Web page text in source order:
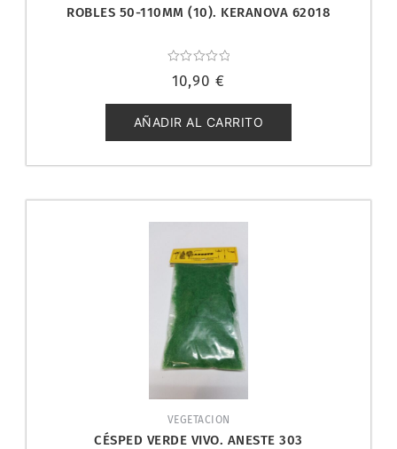
ROBLES 50-110MM (10). KERANOVA 62018
con
de
5
10,90 €
AÑADIR AL CARRITO
VEGETACION
CÉSPED VERDE VIVO. ANESTE 303